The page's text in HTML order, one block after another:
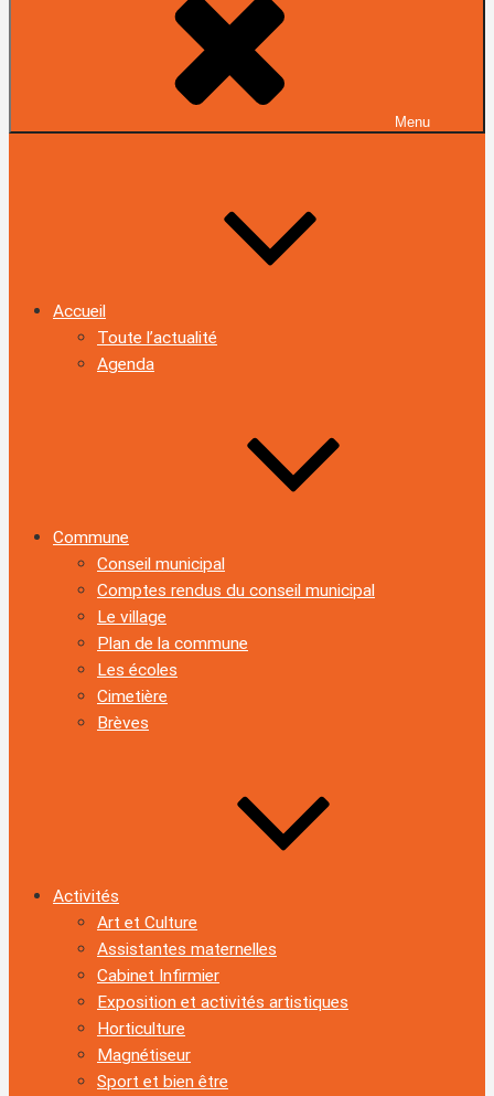
Menu
Accueil
Toute l’actualité
Agenda
Commune
Conseil municipal
Comptes rendus du conseil municipal
Le village
Plan de la commune
Les écoles
Cimetière
Brèves
Activités
Art et Culture
Assistantes maternelles
Cabinet Infirmier
Exposition et activités artistiques
Horticulture
Magnétiseur
Sport et bien être